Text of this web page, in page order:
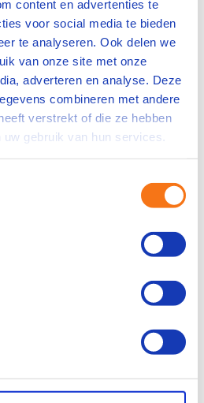
content en advertenties te
voor social media te bieden
te analyseren. Ook delen we
van onze site met onze
adverteren en analyse. Deze
combineren met andere
verstrekt of die ze hebben
gebruik van hun services.
optimaliseren met beter
uitval.
in duurzame
contact op